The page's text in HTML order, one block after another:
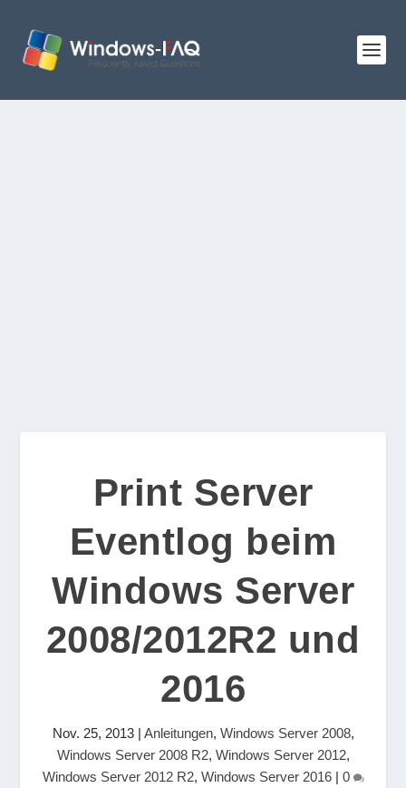
Print Server
Eventlog beim
Windows Server
2008/2012R2 und
2016
Nov. 25, 2013| Anleitungen, Windows Server 2008,
Windows Server 2008 R2, Windows Server 2012,
Windows Server 2012 R2, Windows Server 2016| 0